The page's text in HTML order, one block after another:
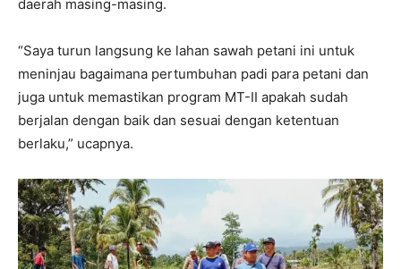
daerah masing-masing.
“Saya turun langsung ke lahan sawah petani ini untuk
meninjau bagaimana pertumbuhan padi para petani dan
juga untuk memastikan program MT-II apakah sudah
berjalan dengan baik dan sesuai dengan ketentuan
berlaku,” ucapnya.